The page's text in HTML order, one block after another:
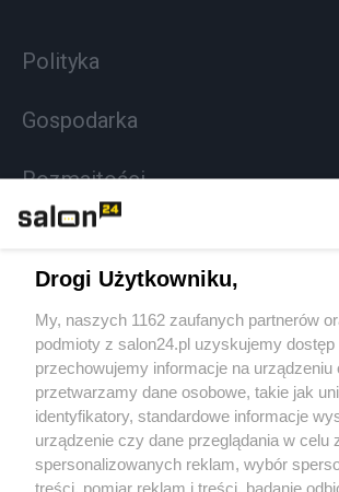
Polityka
Gospodarka
Rozmaitości
Sport
Społeczeństwo
Kultura
Drogi Użytkowniku,
My, naszych 1162 zaufanych partnerów
podmioty z salon24.pl uzyskujemy dostęp
przechowujemy informacje na urządzeniu
przetwarzamy dane osobowe, takie jak
identyfikatory, standardowe informacje
urządzenie czy dane przeglądania w celu
spersonalizowanych reklam, wybór
treści, pomiar reklam i treści, badanie